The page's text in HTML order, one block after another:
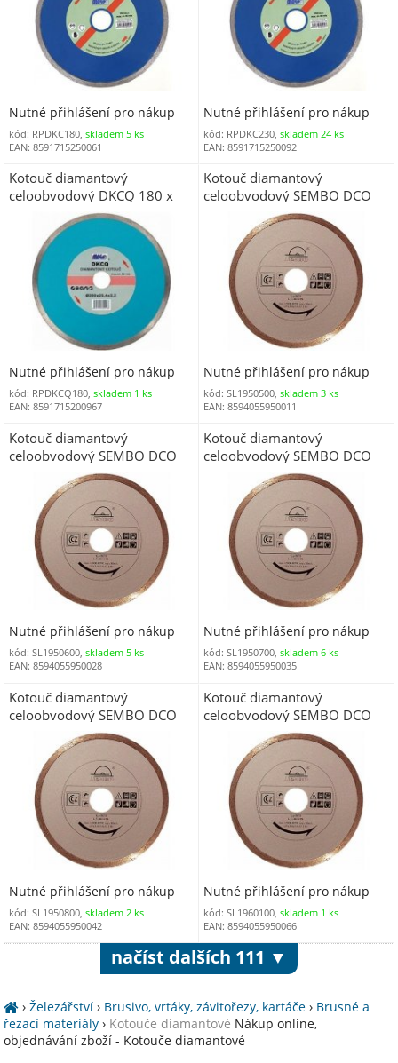
Nutné přihlášení pro nákup
kód: RPDKC180, skladem 5 ks
EAN: 8591715250061
Nutné přihlášení pro nákup
kód: RPDKC230,skladem 24 ks
EAN: 8591715250092
Kotouč diamantový
celoobvodový DKCQ 180 x
Nutné přihlášení pro nákup
kód: RPDKCQ180, skladem 1 ks
EAN: 8591715200967
Kotouč diamantový
celoobvodový SEMBO DCO
115 x 1,8 x 5,0 x 22,2 mm
Nutné přihlášení pro nákup
kód: SL1950500,skladem 3 ks
EAN: 8594055950011
Kotouč diamantový
celoobvodový SEMBO DCO
125 x 2 x 5,0 x 22,2 mm
Nutné přihlášení pro nákup
kód: SL1950600, skladem 5 ks
EAN: 8594055950028
Kotouč diamantový
celoobvodový SEMBO DCO
150 x 2,2 x 5,0 x 22,2 mm
Nutné přihlášení pro nákup
kód: SL1950700,skladem 6 ks
EAN: 8594055950035
Kotouč diamantový
celoobvodový SEMBO DCO
180 x 2,2 x 5,0 x 22,2 mm
Nutné přihlášení pro nákup
kód: SL1950800, skladem 2 ks
EAN: 8594055950042
Kotouč diamantový
celoobvodový SEMBO DCO
230 x 2,4 x 5,0 x 22,2 mm
Nutné přihlášení pro nákup
kód: SL1960100,skladem 1 ks
EAN: 8594055950066
načíst dalších 111 ▼
›Železářství › Brusivo, vrtáky, závitořezy, kartáče › Brusné a
řezací materiály › Kotouče diamantové Nákup online,
objednávání zboží - Kotouče diamantové